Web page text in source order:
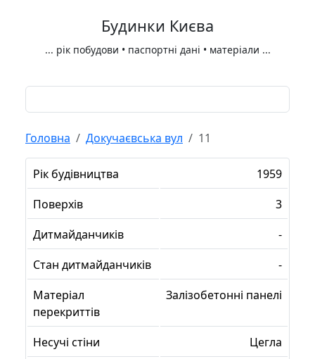
Будинки Києва
... рік побудови • паспортні дані • матеріали ...
Головна Докучаєвська вул 11
Рік будівництва
1959
Поверхів
3
Дитмайданчиків
-
Стан дитмайданчиків
-
Матеріал
перекриттів
Залізобетонні панелі
Несучі стіни
Цегла